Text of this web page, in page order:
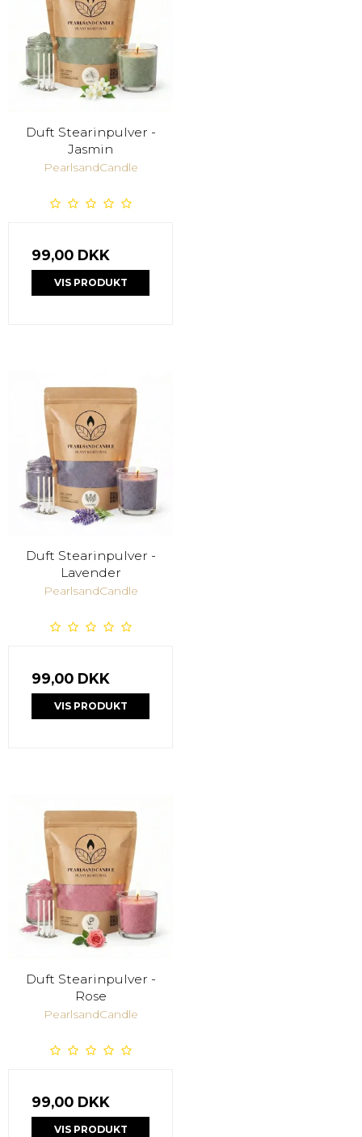
Duft Stearinpulver -
Jasmin
PearlsandCandle
99,00 DKK
VIS PRODUKT
Duft Stearinpulver -
Lavender
PearlsandCandle
99,00 DKK
VIS PRODUKT
Duft Stearinpulver -
Rose
PearlsandCandle
99,00 DKK
VIS PRODUKT